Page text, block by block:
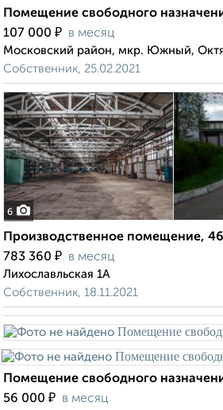
Помещение свободного
107 000 ₽ в месяц
Московский район, мкр. Южный,
Собственник, 25.02.2021
6
Производственное помещение,
783 360 ₽ в месяц
Лихославльская 1А
Собственник, 18.11.2021
Помещение свободного
56 000 ₽ в месяц